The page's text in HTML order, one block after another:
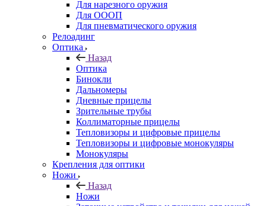
Для нарезного оружия
Для ОООП
Для пневматического оружия
Релоадинг
Оптика
Назад
Оптика
Бинокли
Дальномеры
Дневные прицелы
Зрительные трубы
Коллиматорные прицелы
Тепловизоры и цифровые прицелы
Тепловизоры и цифровые монокуляры
Монокуляры
Крепления для оптики
Ножи
Назад
Ножи